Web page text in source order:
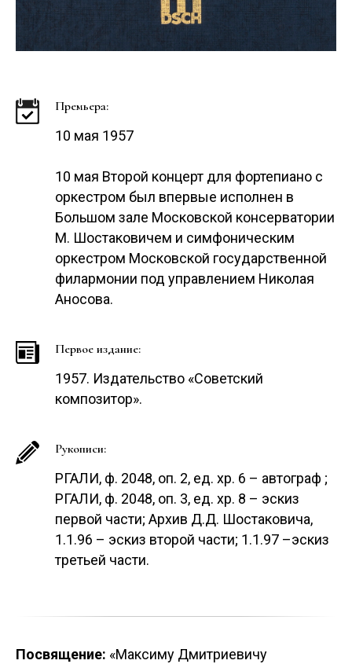
Премьера:
10 мая 1957
10 мая Второй концерт для фортепиано с
оркестром был впервые исполнен в
Большом зале Московской консерватории
М. Шостаковичем и симфоническим
оркестром Московской государственной
филармонии под управлением Николая
Аносова.
Первое издание:
1957. Издательство «Советский
композитор».
Рукописи:
PГАЛИ, ф. 2048, оп. 2, ед. хр. 6 – автограф ;
РГАЛИ, ф. 2048, оп. 3, ед. хр. 8 – эскиз
первой части; Архив Д.Д. Шостаковича,
1.1.96 – эскиз второй части; 1.1.97 –эскиз
третьей части.
Посвящение: «Максиму Дмитриевичу